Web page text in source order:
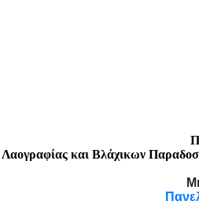
Λαογραφίας και Βλάχικων